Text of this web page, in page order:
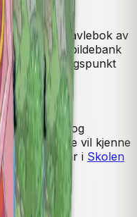
inneholder tavlebok av
og bildebank
som utgangspunkt
og
hvor elevene vil kjenne
inngår i Skolen